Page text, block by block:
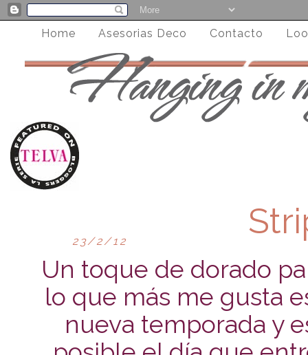
Home Asesorias Deco Contacto
23/2/12
Un toque de dorado
lo que más me gusta
nueva temporada y